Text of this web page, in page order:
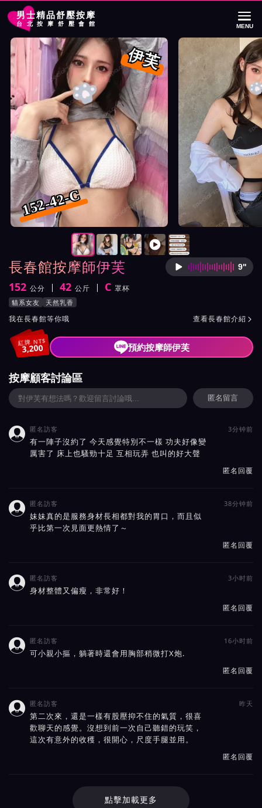
男士精品舒壓按摩
台北按摩舒壓會館 MENU
首頁 長春館按摩師伊芙詳細介紹
長春館按摩師伊芙 按摩師
9"
身高
152 公分
體重 42 公斤
罩杯 C 罩杯
按摩師伊芙服務風格與特色
貓系女友 天然乳香
按摩師伊芙所屬按摩會館介紹與班表
我在長春館等你哦 查看長春館介紹 
紅牌 NT$
3,200 預約按摩師伊芙
長春館按摩師伊芙照片展示與影片介紹
伊芙
152-42-C
按摩師伊芙照片展示與影片介紹及客戶評價截屏展示
按摩顧客討論區
匿名留言
 匿名訪客 3分钟前
有一陣子沒約了 今天感覺特別不一樣 功夫好像變
厲害了 床上也騷勁十足 互相玩弄 也叫的好大聲
匿名回覆
 匿名訪客 38分钟前
妹妹真的是服務身材長相都對我的胃口，而且似
乎比第一次見面更熱情了～
匿名回覆
 匿名訪客 3小时前
身材整體又偏瘦，非常好！
匿名回覆
 匿名訪客 16小时前
可小親小摳，躺著時還會用胸部稍微打X炮.
匿名回覆
 匿名訪客 昨天
第二次來，還是一樣有股壓抑不住的氣質，很喜
歡聊天的感覺。沒想到前一次自己聽錯的玩笑，
這次有意外的收穫，很開心，尺度手腿並用。
匿名回覆
點擊加載更多